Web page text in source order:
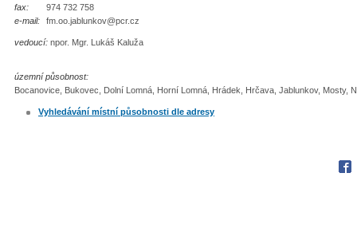
fax:
974 732 758
e-mail:
fm.oo.jablunkov@pcr.cz
vedoucí: npor. Mgr. Lukáš Kaluža
územní působnost:
Bocanovice, Bukovec, Dolní Lomná, Horní Lomná, Hrádek, Hrčava, Jablunkov, Mosty,
Vyhledávání místní působnosti dle adresy